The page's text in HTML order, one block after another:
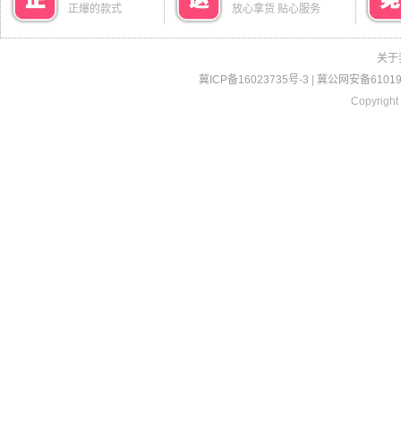
正爆的款式 放心拿货 贴心服务
关于
冀ICP备16023735号-3
冀公网安备